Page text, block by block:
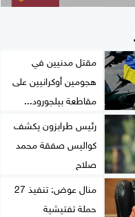
مقتل مدنيين في
هجومين أوكرانيين على
مقاطعة بيلجورود...
رئيس طرابزون يكشف
كواليس صفقة محمد
صلاح
منال عوض: تنفيذ 27
حملة تفتيشية